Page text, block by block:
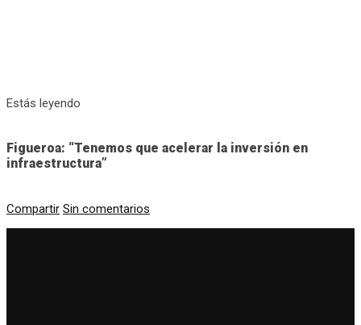
Estás leyendo
Figueroa: “Tenemos que acelerar la inversión en
infraestructura”
Compartir Sin comentarios